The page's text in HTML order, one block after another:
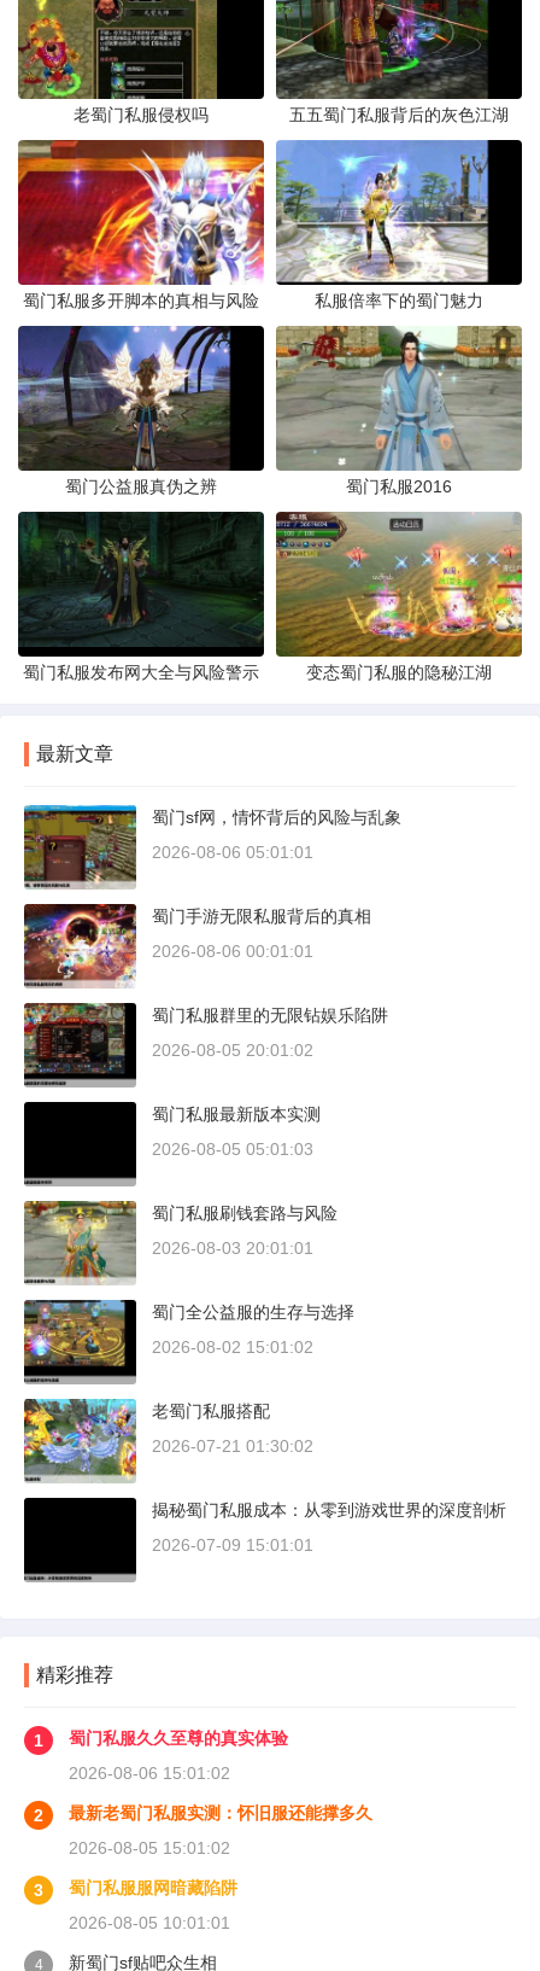
老蜀门私服侵权吗 五五蜀门私服背后的灰色江湖
蜀门私服多开脚本的真相与风险 私服倍率下的蜀门魅力
蜀门公益服真伪之辨 蜀门私服2016
蜀门私服发布网大全与风险警示 变态蜀门私服的隐秘江湖
最新文章
蜀门sf网，情怀背后的风险与乱象
2026-08-06 05:01:01
蜀门手游无限私服背后的真相
2026-08-06 00:01:01
蜀门私服群里的无限钻娱乐陷阱
2026-08-05 20:01:02
蜀门私服最新版本实测
2026-08-05 05:01:03
蜀门私服刷钱套路与风险
2026-08-03 20:01:01
蜀门全公益服的生存与选择
2026-08-02 15:01:02
老蜀门私服搭配
2026-07-21 01:30:02
揭秘蜀门私服成本：从零到游戏世界的深度剖析
2026-07-09 15:01:01
精彩推荐
1
蜀门私服久久至尊的真实体验
2026-08-06 15:01:02
2
最新老蜀门私服实测：怀旧服还能撑多久
2026-08-05 15:01:02
3
蜀门私服服网暗藏陷阱
2026-08-05 10:01:01
4 新蜀门sf贴吧众生相